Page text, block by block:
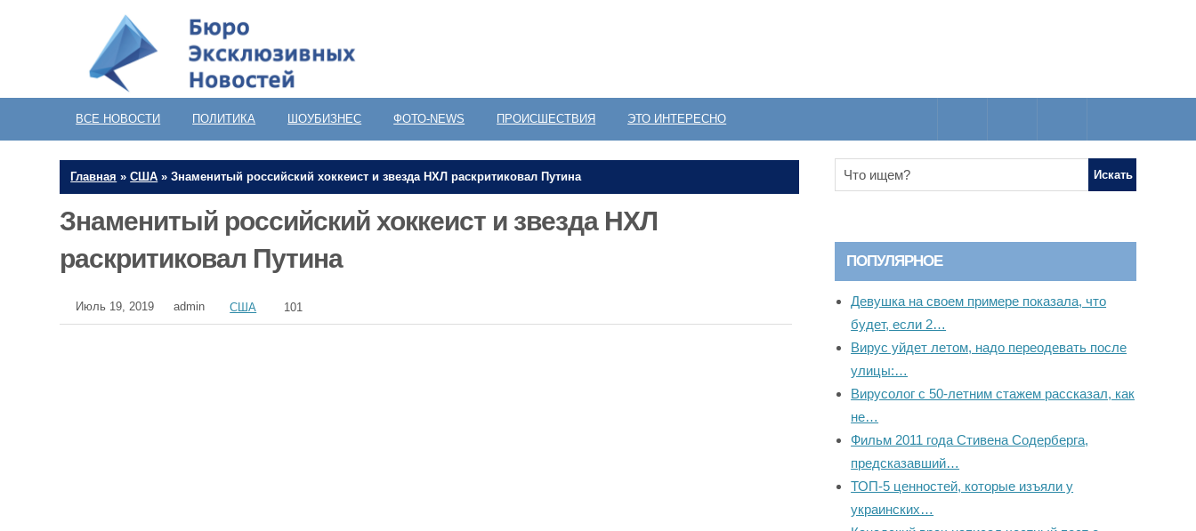
ВСЕ НОВОСТИ ПОЛИТИКА ШОУБИЗНЕС ФОТО-NEWS ПРОИСШЕСТВИЯ ЭТО ИНТЕРЕСНО
Главная »США »Знаменитый российский хоккеист и звезда НХЛ раскритиковал Путина
Знаменитый российский хоккеист и звезда НХЛ
раскритиковал Путина
Июль 19, 2019 admin США 101
ПОПУЛЯРНОЕ
Девушка на своем примере показала, что
будет, если 2…
Вирус уйдет летом, надо переодевать после
улицы:…
Вирусолог с 50-летним стажем рассказал, как
не…
Фильм 2011 года Стивена Содерберга,
предсказавший…
ТОП-5 ценностей, которые изъяли у
украинских…